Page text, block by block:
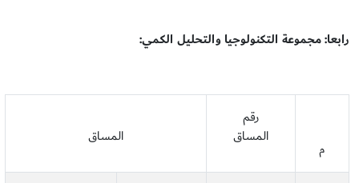
رابعا: مجموعة التكنولوجيا والتحليل الكمي:
م
رقم
المساق
المساق